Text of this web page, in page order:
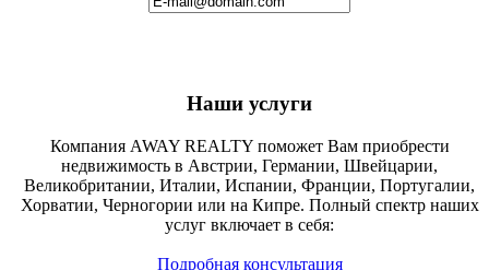
Наши услуги
Компания AWAY REALTY поможет Вам приобрести
недвижимость в Австрии, Германии, Швейцарии,
Великобритании, Италии, Испании, Франции, Португалии,
Хорватии, Черногории или на Кипре. Полный спектр наших
услуг включает в себя:
Подробная консультация